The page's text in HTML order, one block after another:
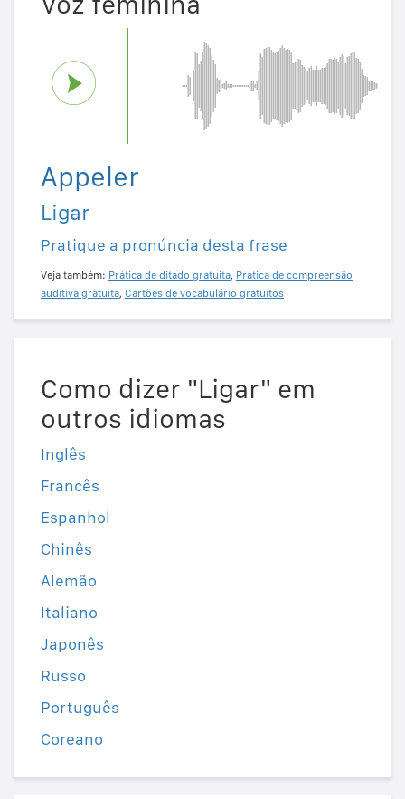
Appeler
Ligar
Pratique a pronúncia desta frase
Veja também: Prática de ditado gratuita, Prática de compreensão
auditiva gratuita, Cartões de vocabulário gratuitos
Como dizer "Ligar" em
outros idiomas
Inglês
Francês
Espanhol
Chinês
Alemão
Italiano
Japonês
Russo
Português
Coreano